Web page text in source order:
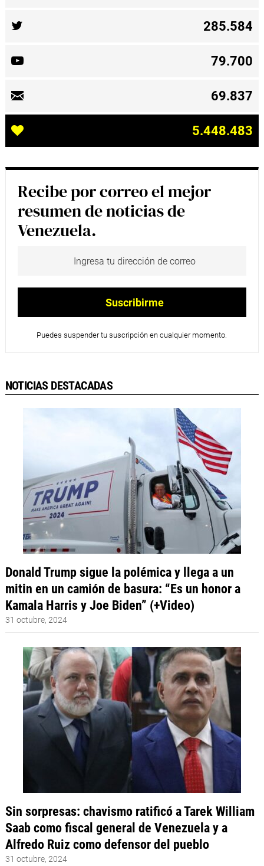
285.584
79.700
69.837
5.448.483
Recibe por correo el mejor
resumen de noticias de
Venezuela.
Puedes suspender tu suscripción en cualquier momento.
NOTICIAS DESTACADAS
Donald Trump sigue la polémica y llega a un
mitin en un camión de basura: “Es un honor a
Kamala Harris y Joe Biden” (+Video)
31 octubre, 2024
Sin sorpresas: chavismo ratificó a Tarek William
Saab como fiscal general de Venezuela y a
Alfredo Ruiz como defensor del pueblo
31 octubre, 2024